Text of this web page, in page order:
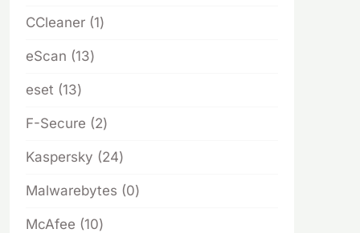
CCleaner 11
eScan 1313
eset 1313
F-Secure
22
Kaspersky
2424
Malwarebytes
00
McAfee 1010